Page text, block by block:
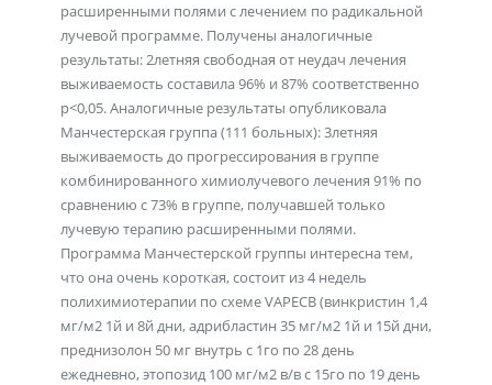
расширенными полями с лечением по радикальной
лучевой программе. Получены аналогичные
результаты: 2летняя свободная от неудач лечения
выживаемость составила 96% и 87% соответственно
p<0,05. Аналогичные результаты опубликовала
Манчестерская группа (111 больных): 3летняя
выживаемость до прогрессирования в группе
комбинированного химиолучевого лечения 91% по
сравнению с 73% в группе, получавшей только
лучевую терапию расширенными полями.
Программа Манчестерской группы интересна тем,
что она очень короткая, состоит из 4 недель
полихимиотерапии по схеме VAPECB (винкристин 1,4
мг/м2 1й и 8й дни, адрибластин 35 мг/м2 1й и 15й дни,
преднизолон 50 мг внутрь с 1го по 28 день
ежедневно, этопозид 100 мг/м2 в/в с 15го по 19 день